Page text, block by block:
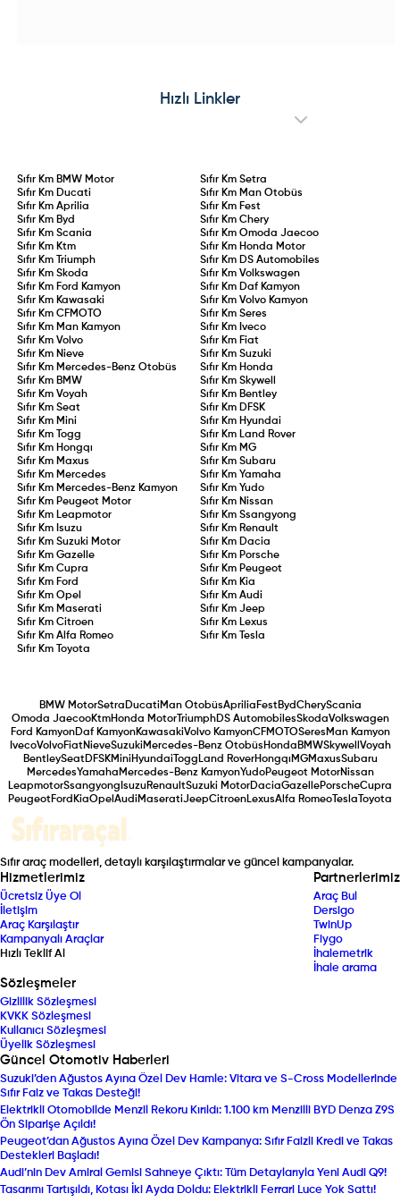
Amarok’un, madencilik, filolar ve
çevreci pikap tutkunları için küresel
pratikliği bir arada arayan
sürücülere hitap ediyor.
Hızlı Linkler
Sıfır Km BMW Motor Sıfır Km Setra
Sıfır Km Ducati Sıfır Km Man Otobüs
Sıfır KmAprilia Sıfır Km Fest
Sıfır Km Byd Sıfır Km Chery
Sıfır KmScania Sıfır Km Omoda Jaecoo
Sıfır Km Ktm Sıfır Km Honda Motor
Sıfır Km
Triumph Sıfır Km DS Automobiles
Sıfır KmSkoda Sıfır Km Volkswagen
Sıfır Km Ford Kamyon Sıfır Km Daf Kamyon
Sıfır Km Kawasaki Sıfır Km Volvo Kamyon
Sıfır KmCFMOTO Sıfır Km Seres
Sıfır Km Man Kamyon Sıfır Km Iveco
Sıfır KmVolvo Sıfır Km Fiat
Sıfır Km Nieve Sıfır Km Suzuki
Sıfır Km Mercedes-Benz Otobüs Sıfır Km Honda
Sıfır Km BMW Sıfır Km Skywell
Sıfır KmVoyah Sıfır Km Bentley
Sıfır KmSeat Sıfır Km DFSK
Sıfır Km Mini Sıfır Km Hyundai
Sıfır Km
Togg Sıfır Km Land Rover
Sıfır Km Hongqı Sıfır Km MG
Sıfır Km Maxus Sıfır Km Subaru
Sıfır Km Mercedes Sıfır Km Yamaha
Sıfır Km Mercedes-Benz Kamyon Sıfır Km Yudo
Sıfır Km Peugeot Motor Sıfır Km Nissan
Sıfır Km Leapmotor Sıfır Km Ssangyong
Sıfır Km Isuzu Sıfır Km Renault
Sıfır KmSuzuki Motor Sıfır Km Dacia
Sıfır KmGazelle Sıfır Km Porsche
Sıfır KmCupra Sıfır Km Peugeot
Sıfır Km Ford Sıfır Km Kia
Sıfır KmOpel Sıfır Km Audi
Sıfır Km Maserati Sıfır Km Jeep
Sıfır KmCitroen Sıfır Km Lexus
Sıfır KmAlfa Romeo Sıfır Km
Tesla
Sıfır Km
Toyota
BMW MotorSetra Ducati Man OtobüsAprilia FestBydCheryScania
Omoda JaecooKtmHonda MotorTriumphDS AutomobilesSkodaVolkswagen
Ford KamyonDaf KamyonKawasakiVolvo KamyonCFMOTOSeres Man Kamyon
IvecoVolvoFiatNieveSuzuki Mercedes-Benz Otobüs Honda BMWSkywell Voyah
BentleySeatDFSKMini Hyundai Togg Land RoverHongqı MGMaxusSubaru
MercedesYamaha Mercedes-Benz KamyonYudoPeugeot MotorNissan
LeapmotorSsangyong IsuzuRenaultSuzuki MotorDaciaGazellePorscheCupra
PeugeotFord KiaOpel Audi MaseratiJeepCitroenLexusAlfa Romeo Tesla Toyota
Sıfır araç modelleri, detaylı karşılaştırmalar ve güncel kampanyalar.
Hizmetlerimiz
Ücretsiz Üye Ol
İletişim
Araç Karşılaştır
Kampanyalı Araçlar
Hızlı Teklif Al
Partnerlerimiz
Araç Bul
Dersigo
TwinUp
Fiygo
İhalemetrik
İhale arama
Sözleşmeler
Gizlilik Sözleşmesi
KVKK Sözleşmesi
Kullanıcı Sözleşmesi
Üyelik Sözleşmesi
Güncel Otomotiv Haberleri
Suzuki’den Ağustos Ayına Özel Dev Hamle: Vitara ve S-Cross Modellerinde
Sıfır Faiz ve Takas Desteği!
Elektrikli Otomobilde Menzil Rekoru Kırıldı: 1.100 km Menzilli BYD Denza Z9S
Ön Siparişe Açıldı!
Peugeot’dan Ağustos Ayına Özel Dev Kampanya: Sıfır Faizli Kredi ve Takas
Destekleri Başladı!
Audi’nin Dev Amiral Gemisi Sahneye Çıktı: Tüm Detaylarıyla Yeni Audi Q9!
Tasarımı Tartışıldı, Kotası İki Ayda Doldu: Elektrikli Ferrari Luce Yok Sattı!